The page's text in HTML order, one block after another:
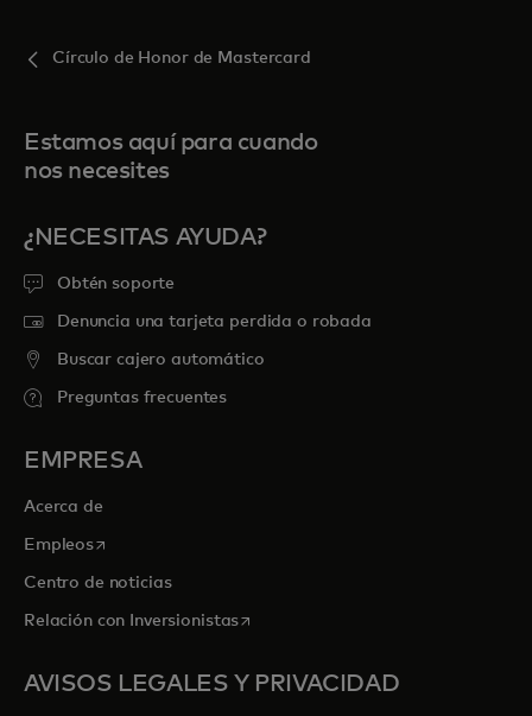
Círculo de Honor de Mastercard
Estamos aquí para cuando
nos necesites
¿NECESITAS AYUDA?
Obtén soporte
Denuncia una tarjeta perdida o robada
Buscar cajero automático
Preguntas frecuentes
EMPRESA
Acerca de
Empleosse abre en una pestaña nueva
Centro de noticias
Relación con Inversionistasse abre en una pestaña nueva
AVISOS LEGALES Y PRIVACIDAD